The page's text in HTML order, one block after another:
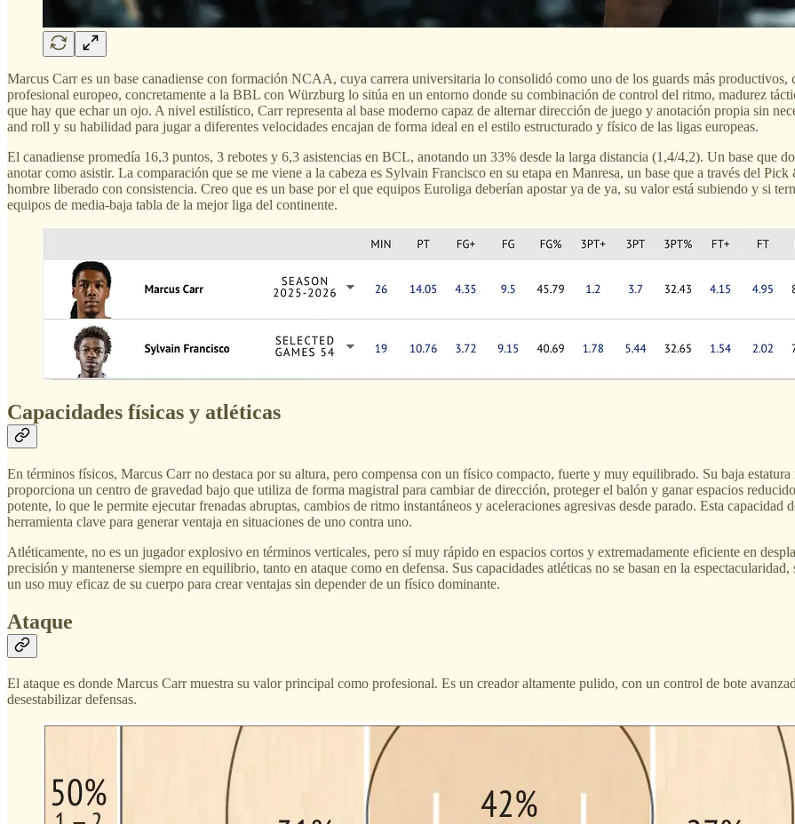
Marcus Carr es un base canadiense con formación NCAA, cuya carrera universitaria lo consolidó como uno de los guards más
profesional europeo, concretamente a la BBL con Würzburg lo sitúa en un entorno donde su combinación de control del ritmo, madurez
que hay que echar un ojo. A nivel estilístico, Carr representa al base moderno capaz de alternar dirección de juego y anotación propia sin
and roll y su habilidad para jugar a diferentes velocidades encajan de forma ideal en el estilo estructurado y físico de las ligas europeas.
El canadiense promedía 16,3 puntos, 3 rebotes y 6,3 asistencias en BCL, anotando un 33% desde la larga distancia (1,4/4,2). Un base
anotar como asistir. La comparación que se me viene a la cabeza es Sylvain Francisco en su etapa en Manresa, un base que a través del
hombre liberado con consistencia. Creo que es un base por el que equipos Euroliga deberían apostar ya de ya, su valor está subiendo y si
equipos de media-baja tabla de la mejor liga del continente.
Capacidades físicas y atléticas
En términos físicos, Marcus Carr no destaca por su altura, pero compensa con un físico compacto, fuerte y muy equilibrado. Su baja
proporciona un centro de gravedad bajo que utiliza de forma magistral para cambiar de dirección, proteger el balón y ganar espacios
potente, lo que le permite ejecutar frenadas abruptas, cambios de ritmo instantáneos y aceleraciones agresivas desde parado. Esta capacidad
herramienta clave para generar ventaja en situaciones de uno contra uno.
Atléticamente, no es un jugador explosivo en términos verticales, pero sí muy rápido en espacios cortos y extremadamente eficiente en
precisión y mantenerse siempre en equilibrio, tanto en ataque como en defensa. Sus capacidades atléticas no se basan en la
un uso muy eficaz de su cuerpo para crear ventajas sin depender de un físico dominante.
Ataque
El ataque es donde Marcus Carr muestra su valor principal como profesional. Es un creador altamente pulido, con un control de bote
desestabilizar defensas.